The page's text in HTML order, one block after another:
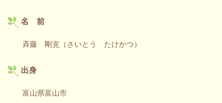
名 前
斉藤 剛克 （さいとう たけかつ）
出身
富山県富山市